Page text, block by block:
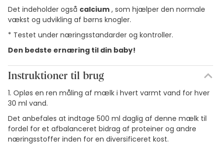
Det indeholder også calcium , som hjælper den normale
vækst og udvikling af børns knogler.
* Testet under næringsstandarder og kontroller.
Den bedste ernæring til din baby!
Instruktioner til brug
1. Opløs en ren måling af mælk i hvert varmt vand for hver
30 ml vand.
Det anbefales at indtage 500 ml daglig af denne mælk til
fordel for et afbalanceret bidrag af proteiner og andre
næringsstoffer inden for en diversificeret kost.